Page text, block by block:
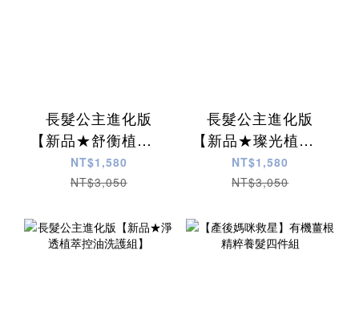
長髮公主進化版
【新品★舒衡植萃養
護洗護組】
NT$1,580
NT$3,050
長髮公主進化版
【新品★璨光植萃水
潤洗護組】
NT$1,580
NT$3,050